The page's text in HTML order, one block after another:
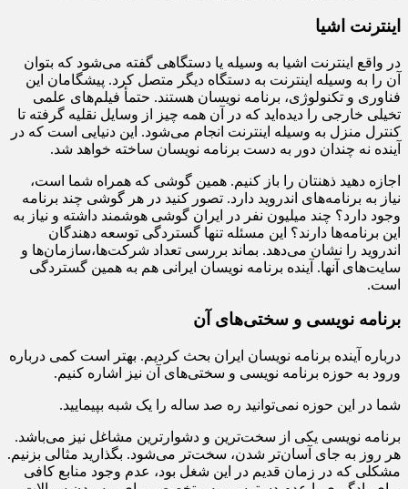
اینترنت اشیا
در واقع اینترنت اشیا به وسیله یا دستگاهی گفته می‌شود که بتوان
آن را به وسیله اینترنت به دستگاه دیگر متصل کرد. پیشگامان این
فناوری و تکنولوژی، برنامه نویسان هستند. حتمأ فیلم‌های علمی
تخیلی خارجی را دیده‌اید که در آن همه چیز از وسایل نقلیه گرفته تا
کنترل منزل به وسیله اینترنت انجام می‌شود. این دنیایی است که در
آینده نه چندان دور به دست برنامه نویسان ساخته خواهد شد.
اجازه دهید ذهنتان را باز کنیم. همین گوشی که همراه شما است،
نیاز به برنامه‌های اندروید دارد. تصور کنید در هر گوشی چند برنامه
وجود دارد؟ چند میلیون نفر در ایران گوشی هوشمند داشته و نیاز به
این برنامه‌ها دارند؟ این مسئله تنها گستردگی توسعه دهندگان
اندروید را نشان می‌دهد. بماند بررسی تعداد شرکت‌ها،سازمان‌ها و
سایت‌های آنها. آینده برنامه نویسان ایرانی هم به همین گستردگی
است.
برنامه نویسی و سختی‌های آن
درباره آینده برنامه نویسان ایران بحث کردیم. بهتر است کمی درباره
ورود به حوزه برنامه نویسی و سختی‌های آن نیز اشاره کنیم.
شما در این حوزه نمی‌توانید ره صد ساله را یک شبه بپیمایید.
برنامه نویسی یکی از سخت‌ترین و دشوار‌ترین مشاغل نیز می‌باشد.
هر روز به جای آسان‌تر شدن، سخت‌تر می‌شود. بگذارید مثالی بزنیم.
مشکلی که در زمان قدیم در این شغل بود، عدم وجود منابع کافی